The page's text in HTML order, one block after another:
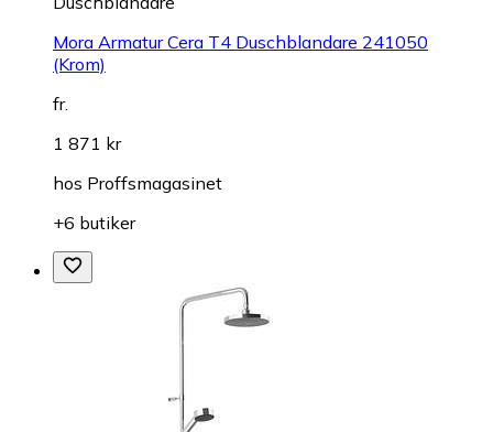
Mora Armatur Cera T4 Duschblandare 241050
(Krom)
fr.
1 871 kr
hos Proffsmagasinet
+6 butiker